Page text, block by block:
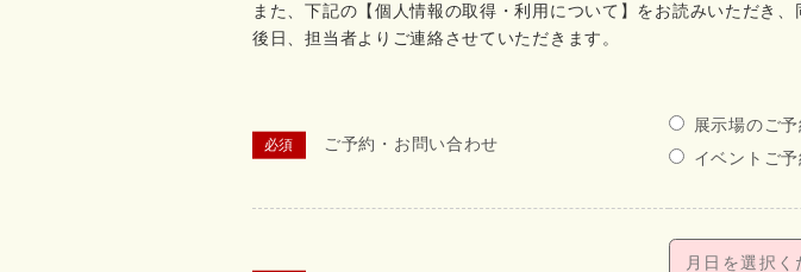
また、下記の【個人情報の取得・利用について】をお読みいただき、
後日、担当者よりご連絡させていただきます。
ご予約・お問い合わせ
展示場のご予
イベントご予